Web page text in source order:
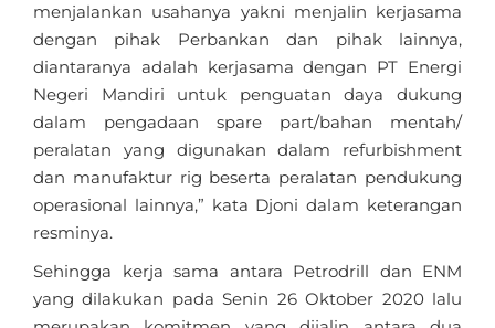
menjalankan usahanya yakni menjalin kerjasama
dengan pihak Perbankan dan pihak lainnya,
diantaranya adalah kerjasama dengan PT Energi
Negeri Mandiri untuk penguatan daya dukung
dalam pengadaan spare part/bahan mentah/
peralatan yang digunakan dalam refurbishment
dan manufaktur rig beserta peralatan pendukung
operasional lainnya,” kata Djoni dalam keterangan
resminya.
Sehingga kerja sama antara Petrodrill dan ENM
yang dilakukan pada Senin 26 Oktober 2020 lalu